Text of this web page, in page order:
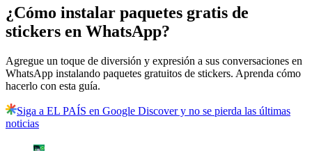
¿Cómo instalar paquetes gratis de
stickers en WhatsApp?
Agregue un toque de diversión y expresión a sus conversaciones en
WhatsApp instalando paquetes gratuitos de stickers. Aprenda cómo
hacerlo con esta guía.
Siga a EL PAÍS en Google Discover y no se pierda las últimas
noticias